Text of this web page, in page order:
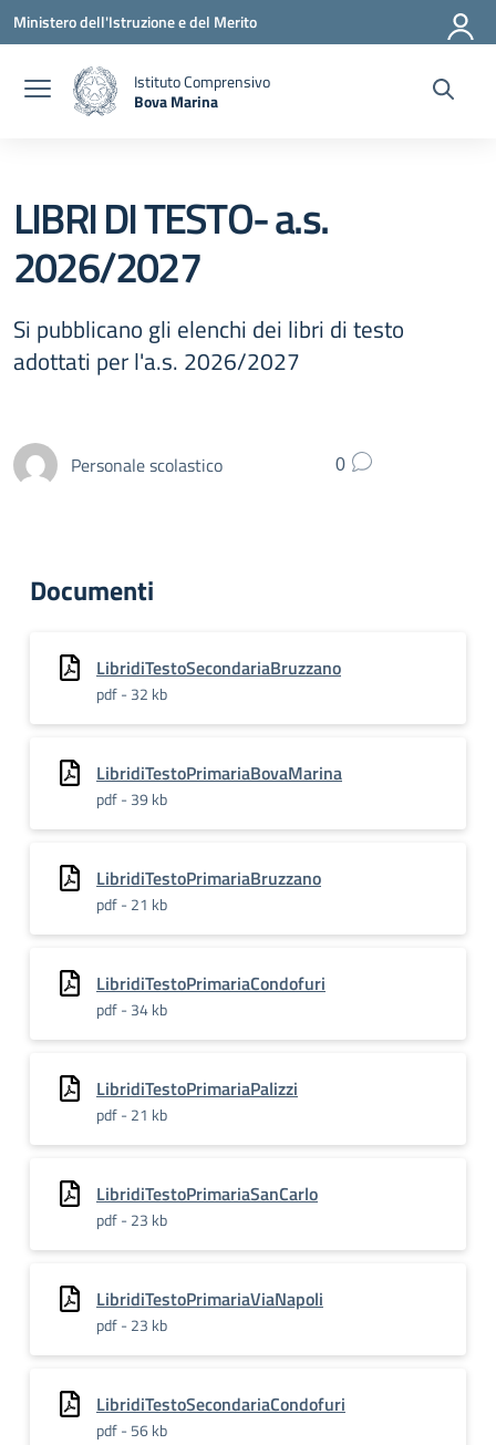
Ministero dell'Istruzione e del Merito
Istituto Comprensivo
Bova Marina
LIBRI DI TESTO- a.s.
2026/2027
Si pubblicano gli elenchi dei libri di testo
adottati per l'a.s. 2026/2027
Personale scolastico 0
Documenti
LibridiTestoSecondariaBruzzano
pdf - 32 kb
LibridiTestoPrimariaBovaMarina
pdf - 39 kb
LibridiTestoPrimariaBruzzano
pdf - 21 kb
LibridiTestoPrimariaCondofuri
pdf - 34 kb
LibridiTestoPrimariaPalizzi
pdf - 21 kb
LibridiTestoPrimariaSanCarlo
pdf - 23 kb
LibridiTestoPrimariaViaNapoli
pdf - 23 kb
LibridiTestoSecondariaCondofuri
pdf - 56 kb